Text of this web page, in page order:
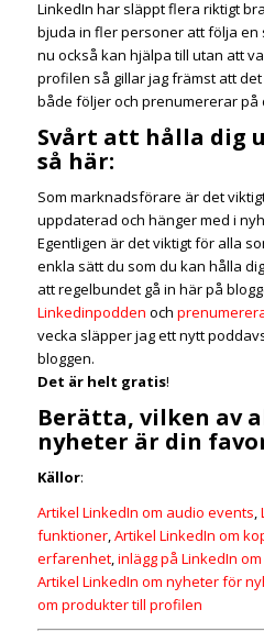
LinkedIn har släppt flera riktigt
bjuda in fler personer att följa en
nu också kan hjälpa till utan att
profilen så gillar jag främst att
både följer och prenumererar på
Svårt att hålla dig
så här:
Som marknadsförare är det
uppdaterad och hänger med i
Egentligen är det viktigt för alla
enkla sätt du som du kan hålla
att regelbundet gå in här på
Linkedinpodden och
vecka släpper jag ett nytt
bloggen.
Det är helt gratis!
Berätta, vilken av
nyheter är din
Källor:
Artikel LinkedIn om audio events,
funktioner,Artikel LinkedIn om
erfarenhet,inlägg på LinkedIn
Artikel LinkedIn om nyheter för
om produkter till profilen